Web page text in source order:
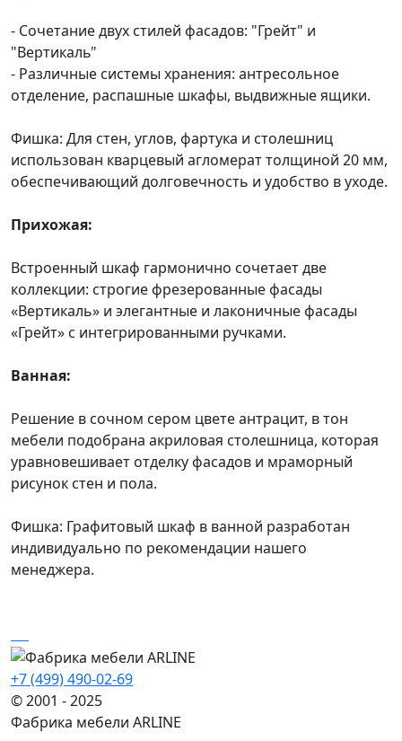
- Сочетание двух стилей фасадов: "Грейт" и
"Вертикаль"
- Различные системы хранения: антресольное
отделение, распашные шкафы, выдвижные ящики.
Фишка: Для стен, углов, фартука и столешниц
использован кварцевый агломерат толщиной 20 мм,
обеспечивающий долговечность и удобство в уходе.
Прихожая:
Встроенный шкаф гармонично сочетает две
коллекции: строгие фрезерованные фасады
«Вертикаль» и элегантные и лаконичные фасады
«Грейт» с интегрированными ручками.
Ванная:
Решение в сочном сером цвете антрацит, в тон
мебели подобрана акриловая столешница, которая
уравновешивает отделку фасадов и мраморный
рисунок стен и пола.
Фишка: Графитовый шкаф в ванной разработан
индивидуально по рекомендации нашего
менеджера.
+7 (499) 490-02-69
© 2001 - 2025
Фабрика мебели ARLINE